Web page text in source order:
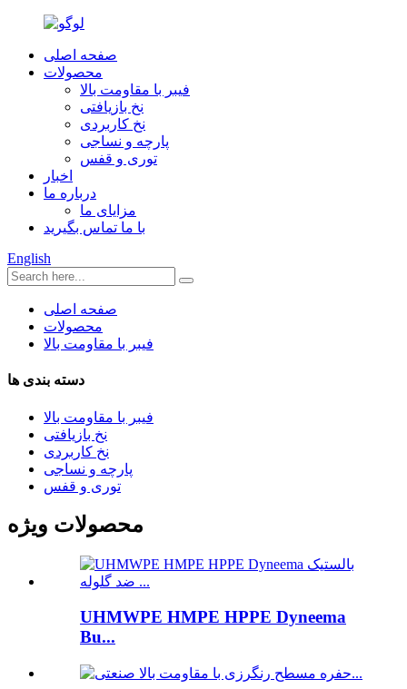
صفحه اصلی
محصولات
فیبر با مقاومت بالا
نخ بازیافتی
نخ کاربردی
پارچه و نساجی
توری و قفس
اخبار
درباره ما
مزایای ما
با ما تماس بگیرید
English
صفحه اصلی
محصولات
فیبر با مقاومت بالا
دسته بندی ها
فیبر با مقاومت بالا
نخ بازیافتی
نخ کاربردی
پارچه و نساجی
توری و قفس
محصولات ویژه
UHMWPE HMPE HPPE Dyneema
Bu...